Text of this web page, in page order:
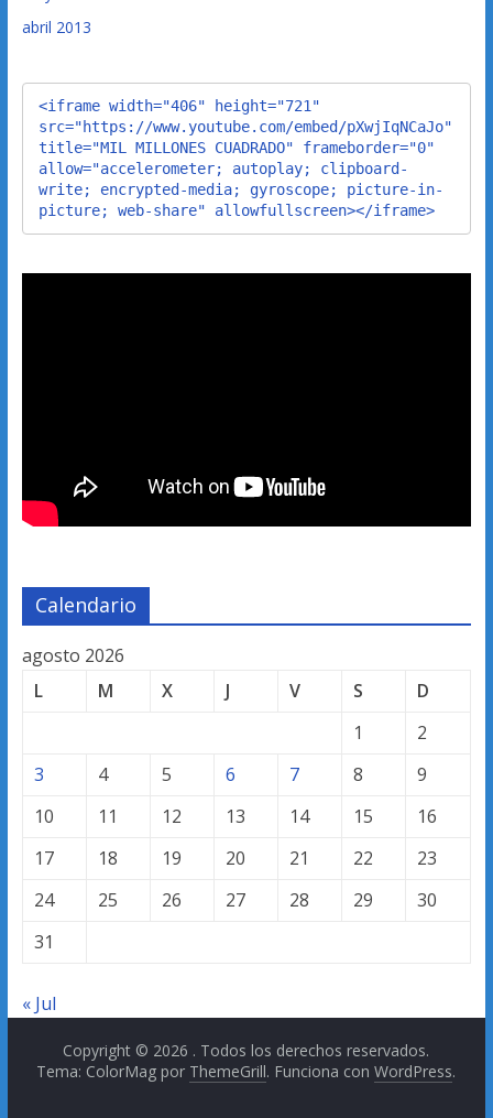
abril 2013
<iframe width="406" height="721"
src="https://www.youtube.com/embed/pXwjIqNCaJo"
title="MIL MILLONES CUADRADO" frameborder="0"
allow="accelerometer; autoplay; clipboard-
write; encrypted-media; gyroscope; picture-in-
picture; web-share" allowfullscreen></iframe>
Calendario
agosto 2026
L
M X J V S
D
1
2
3
4 5 6 7 8
9
10
11 12 13 14 15
16
17
18 19 20 21 22
23
24
25 26 27 28 29
30
31
« Jul
Copyright © 2026 . Todos los derechos reservados.
Tema: ColorMag por ThemeGrill. Funciona conWordPress.